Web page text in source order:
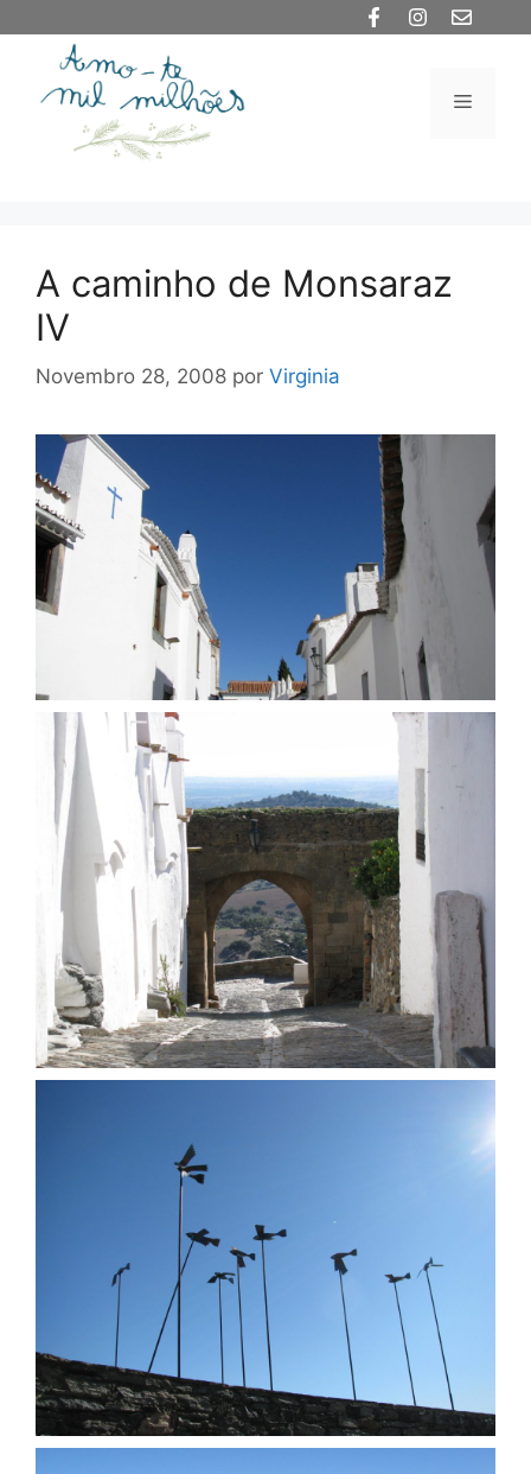
conteúdo
Menu
A caminho de Monsaraz
IV
Novembro 28, 2008 por Virginia